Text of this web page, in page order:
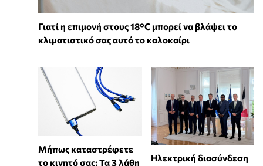
Γιατί η επιμονή στους 18°C μπορεί να βλάψει το
κλιματιστικό σας αυτό το καλοκαίρι
Μήπως καταστρέφετε
το κινητό σας; Τα 3 λάθη
Ηλεκτρική διασύνδεση